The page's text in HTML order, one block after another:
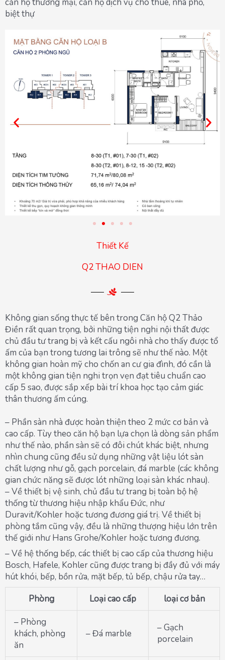
biệt thự
Thiết Kế
Q2 THAO DIEN
Không gian sống thực tế bên trong Căn hộ Q2 Thảo
Điền rất quan trọng, bởi những tiện nghi nội thất được
chủ đầu tư trang bị và kết cấu ngôi nhà cho thấy được tổ
ấm của bạn trong tương lai trông sẽ như thế nào. Một
không gian hoàn mỹ cho chốn an cư gia đình, đó cần là
một không gian tiện nghi trọn vẹn đạt tiêu chuẩn cao
cấp 5 sao, được sắp xếp bài trí khoa học tạo cảm giác
thân thương ấm cúng.
– Phần sàn nhà được hoàn thiện theo 2 mức cơ bản và
cao cấp. Tùy theo căn hộ bạn lựa chọn là dòng sản phẩm
như thế nào, phần sàn sẽ có đôi chút khác biệt, nhưng
nhìn chung cũng đều sử dụng những vật liệu lót sàn
chất lượng như gỗ, gạch porcelain, đá marble (các không
gian chức năng sẽ được lót những loại sàn khác nhau).
– Về thiết bị vệ sinh, chủ đầu tư trang bị toàn bộ hệ
thống từ thương hiệu nhập khẩu Đức, như
Duravit/Kohler hoặc tương đương giá trị. Về thiết bị
phòng tắm cũng vậy, đều là những thượng hiệu lớn trên
thế giới như Hans Grohe/Kohler hoặc tương đương.
– Về hệ thống bếp, các thiết bị cao cấp của thương hiệu
Bosch, Hafele, Kohler cũng được trang bị đầy đủ với máy
hút khói, bếp, bồn rửa, mặt bếp, tủ bếp, chậu rửa tay…
Phòng
Loại cao cấp
loại cơ bản
– Phòng
khách, phòng
ăn
– Đá marble
– Gạch
porcelain